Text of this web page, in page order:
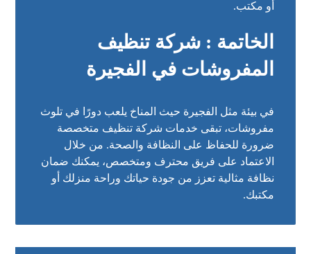
أو مكتب.
الخاتمة :شركة تنظيف
المفروشات في الفجيرة
في بيئة مثل الفجيرة حيث المناخ يلعب دورًا في تلوث
مفروشات، تبقى خدمات شركة تنظيف متخصصة
ضرورة للحفاظ على النظافة والصحة. من خلال
الاعتماد على فريق محترف ومتخصص، يمكنك ضمان
نظافة مثالية تعزز من جودة حياتك وراحة منزلك أو
مكتبك.